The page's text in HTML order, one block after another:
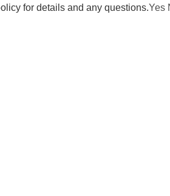
for details and any questions.Yes